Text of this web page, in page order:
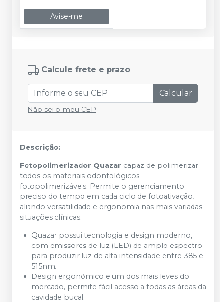
Avise-me
Calcule frete e prazo
Calcular
Não sei o meu CEP
Descrição:
Fotopolimerizador Quazar capaz de polimerizar
todos os materiais odontológicos
fotopolimerizáveis. Permite o gerenciamento
preciso do tempo em cada ciclo de fotoativação,
aliando versatilidade e ergonomia nas mais variadas
situações clínicas.
Quazar possui tecnologia e design moderno,
com emissores de luz (LED) de amplo espectro
para produzir luz de alta intensidade entre 385 e
515nm.
Design ergonômico e um dos mais leves do
mercado, permite fácil acesso a todas as áreas da
cavidade bucal.